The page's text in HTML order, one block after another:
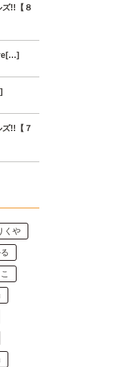
!!【８
!!【７
くや